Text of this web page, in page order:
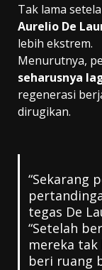
Tak lama
Aurelio De
lebih ekstrem.
Menurutnya,
seharusnya
regenerasi
dirugikan.
“Sekarang
tegas De
“Setelah
mereka tak
beri ruang